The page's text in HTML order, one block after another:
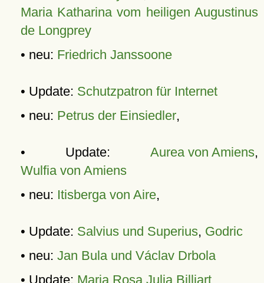
Maria Katharina vom heiligen Augustinus
de Longprey
• neu: Friedrich Janssoone
• Update: Schutzpatron für Internet
• neu: Petrus der Einsiedler,
• Update: Aurea von Amiens,
Wulfia von Amiens
• neu: Itisberga von Aire,
• Update: Salvius und Superius, Godric
• neu: Jan Bula und Václav Drbola
• Update: Maria Rosa Julia Billiart